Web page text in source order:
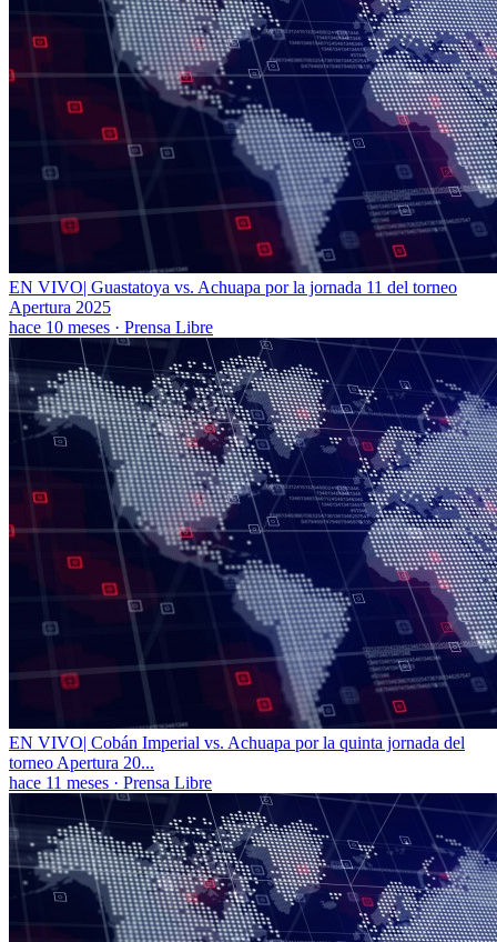
EN VIVO| Guastatoya vs. Achuapa por la jornada 11 del torneo
Apertura 2025
hace 10 meses · Prensa Libre
EN VIVO| Cobán Imperial vs. Achuapa por la quinta jornada del
torneo Apertura 20...
hace 11 meses · Prensa Libre